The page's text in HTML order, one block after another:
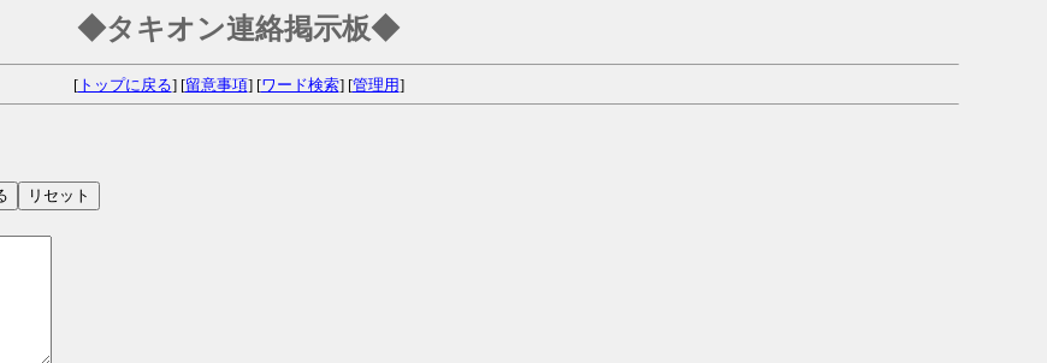
◆タキオン連絡掲示板◆
[トップに戻る] [留意事項] [ワード検索] [管理用]